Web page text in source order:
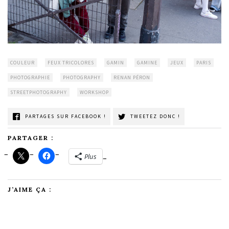
COULEUR FEUX TRICOLORES GAMIN GAMINE JEUX PARIS
PHOTOGRAPHIE PHOTOGRAPHY RENAN PÉRON
STREETPHOTOGRAPHY WORKSHOP
PARTAGES SUR FACEBOOK ! TWEETEZ DONC !
PARTAGER :
Plus
J’AIME ÇA :